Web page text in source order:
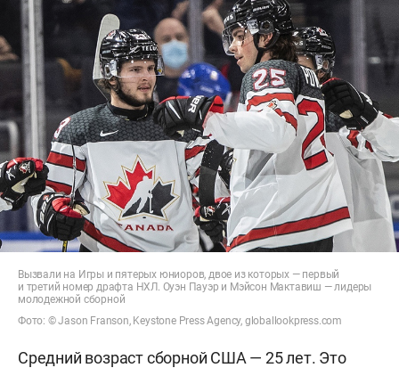
Вызвали на Игры и пятерых юниоров, двое из которых — первый
и третий номер драфта НХЛ. Оуэн Пауэр и Мэйсон Мактавиш — лидеры
молодежной сборной
Фото: © Jason Franson, Keystone Press Agency, globallookpress.com
Средний возраст сборной США — 25 лет. Это